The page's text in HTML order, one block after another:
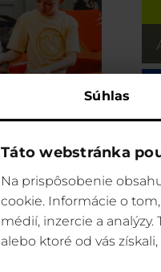
Súhlas
Táto webstránka
Na prispôsobenie
cookie. Informácie o
médií, inzercie a
alebo ktoré od vás